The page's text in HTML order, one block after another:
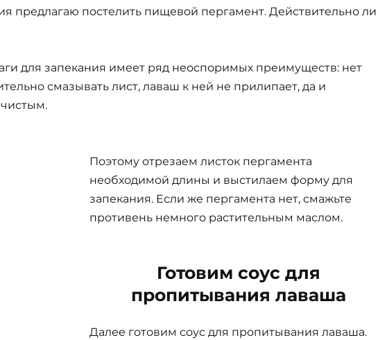
предлагаю постелить пищевой пергамент. Действительно ли
для запекания имеет ряд неоспоримых преимуществ: нет
смазывать лист, лаваш к ней не прилипает, да и
чистым.
Поэтому отрезаем листок пергамента
необходимой длины и выстилаем форму для
запекания. Если же пергамента нет, смажьте
противень немного растительным маслом.
Готовим соус для
пропитывания лаваша
Далее готовим соус для пропитывания лаваша.